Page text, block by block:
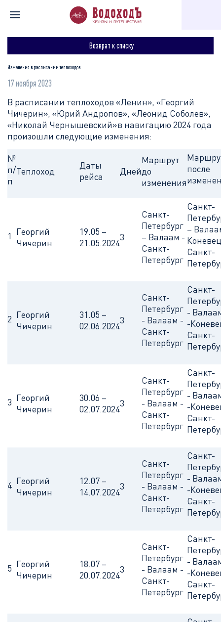
Главная Для туристов Полезное
Возврат к списку
Изменения в расписании теплоходов
17 ноября 2023
В расписании теплоходов «Ленин», «Георгий
Чичерин», «Юрий Андропов», «Леонид Соболев»,
«Николай Чернышевский»в навигацию 2024 года
произошли следующие изменения:
№
п/
п
Теплоход
Даты
рейса
Дней
Маршрут
до
изменения
после
1 Георгий
Чичерин
19.05 –
21.05.2024
3
Санкт-
Петербург
– Валаам -
Санкт-
Петербург
Санкт-
–
Санкт-
2 Георгий
Чичерин
31.05 –
02.06.2024
3
Санкт-
Петербург
- Валаам -
Санкт-
Петербург
Санкт-
-
-
Санкт-
3 Георгий
Чичерин
30.06 –
02.07.2024
3
Санкт-
Петербург
- Валаам -
Санкт-
Петербург
Санкт-
-
-
Санкт-
4 Георгий
Чичерин
12.07 –
14.07.2024
3
Санкт-
Петербург
- Валаам -
Санкт-
Петербург
Санкт-
-
-
Санкт-
5 Георгий
Чичерин
18.07 –
20.07.2024
3
Санкт-
Петербург
- Валаам -
Санкт-
Петербург
Санкт-
-
-
Санкт-